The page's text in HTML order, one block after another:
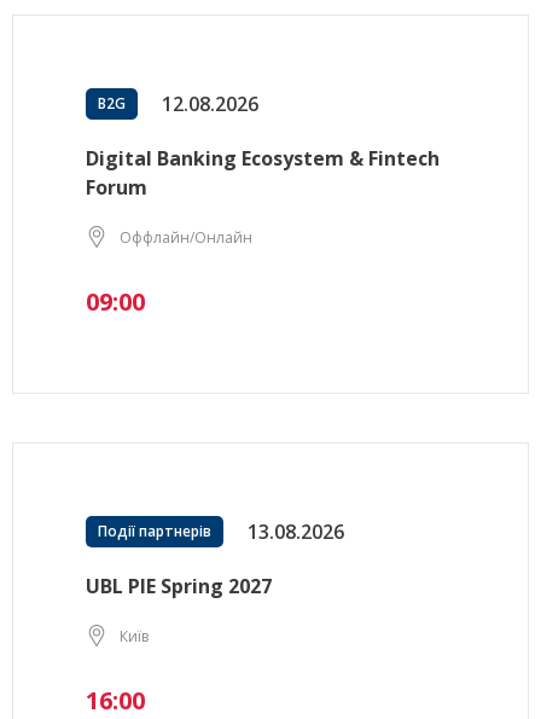
B2G 12.08.2026
Digital Banking Ecosystem & Fintech
Forum
Оффлайн/Онлайн
09:00
Події партнерів 13.08.2026
UBL PIE Spring 2027
Київ
16:00